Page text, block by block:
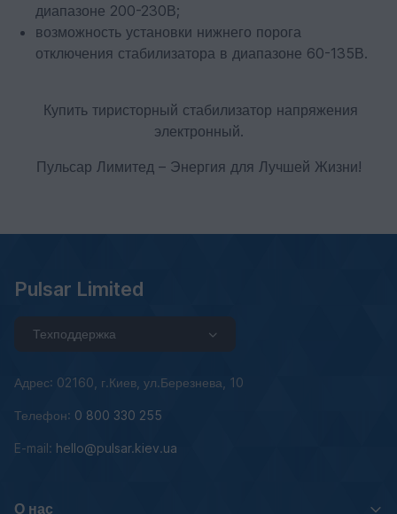
диапазоне 200-230В;
возможность установки нижнего порога
отключения стабилизатора в диапазоне 60-135В.
Купить тиристорный стабилизатор напряжения
электронный.
Пульсар Лимитед – Энергия для Лучшей Жизни!
Pulsar Limited
Техподдержка
Адрес: 02160, г.Киев, ул.Березнева, 10
Телефон: 0 800 330 255
E-mail: hello@pulsar.kiev.ua
О нас